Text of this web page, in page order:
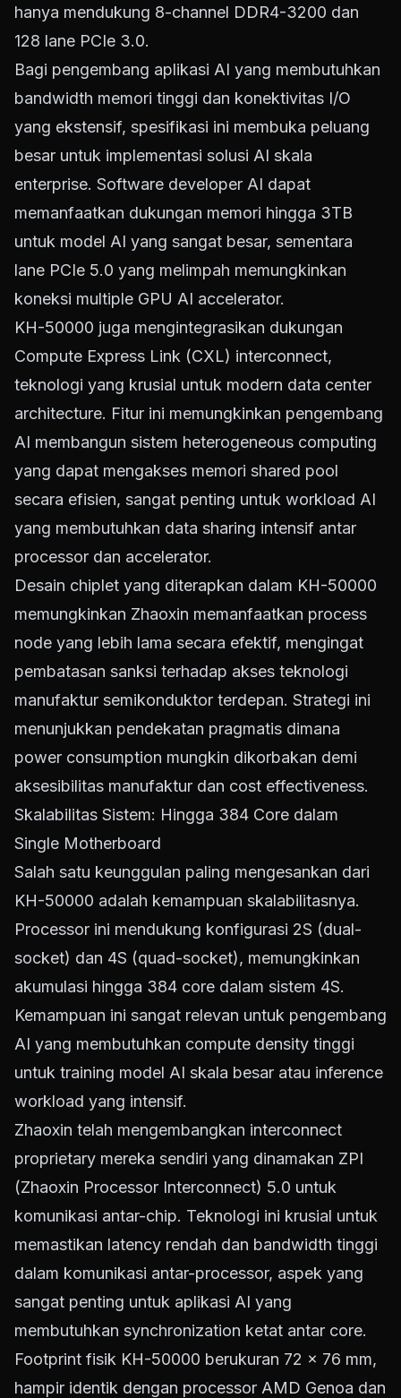
hanya mendukung 8-channel DDR4-3200 dan
128 lane PCIe 3.0.
Bagi pengembang aplikasi AI yang membutuhkan
bandwidth memori tinggi dan konektivitas I/O
yang ekstensif, spesifikasi ini membuka peluang
besar untuk implementasi solusi AI skala
enterprise. Software developer AI dapat
memanfaatkan dukungan memori hingga 3TB
untuk model AI yang sangat besar, sementara
lane PCIe 5.0 yang melimpah memungkinkan
koneksi multiple GPU AI accelerator.
KH-50000 juga mengintegrasikan dukungan
Compute Express Link (CXL) interconnect,
teknologi yang krusial untuk modern data center
architecture. Fitur ini memungkinkan pengembang
AI membangun sistem heterogeneous computing
yang dapat mengakses memori shared pool
secara efisien, sangat penting untuk workload AI
yang membutuhkan data sharing intensif antar
processor dan accelerator.
Desain chiplet yang diterapkan dalam KH-50000
memungkinkan Zhaoxin memanfaatkan process
node yang lebih lama secara efektif, mengingat
pembatasan sanksi terhadap akses teknologi
manufaktur semikonduktor terdepan. Strategi ini
menunjukkan pendekatan pragmatis dimana
power consumption mungkin dikorbakan demi
aksesibilitas manufaktur dan cost effectiveness.
Skalabilitas Sistem: Hingga 384 Core dalam
Single Motherboard
Salah satu keunggulan paling mengesankan dari
KH-50000 adalah kemampuan skalabilitasnya.
Processor ini mendukung konfigurasi 2S (dual-
socket) dan 4S (quad-socket), memungkinkan
akumulasi hingga 384 core dalam sistem 4S.
Kemampuan ini sangat relevan untuk pengembang
AI yang membutuhkan compute density tinggi
untuk training model AI skala besar atau inference
workload yang intensif.
Zhaoxin telah mengembangkan interconnect
proprietary mereka sendiri yang dinamakan ZPI
(Zhaoxin Processor Interconnect) 5.0 untuk
komunikasi antar-chip. Teknologi ini krusial untuk
memastikan latency rendah dan bandwidth tinggi
dalam komunikasi antar-processor, aspek yang
sangat penting untuk aplikasi AI yang
membutuhkan synchronization ketat antar core.
Footprint fisik KH-50000 berukuran 72 x 76 mm,
hampir identik dengan processor AMD Genoa dan